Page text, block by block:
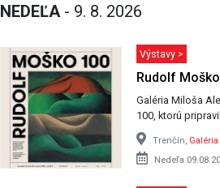
NEDEĽA - 9. 8. 2026
Výstavy >
Rudolf
Galéria Miloša
100, ktorú
Trenčín,
Nedeľa